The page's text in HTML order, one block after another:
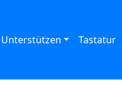
Unterstützen Tastatur